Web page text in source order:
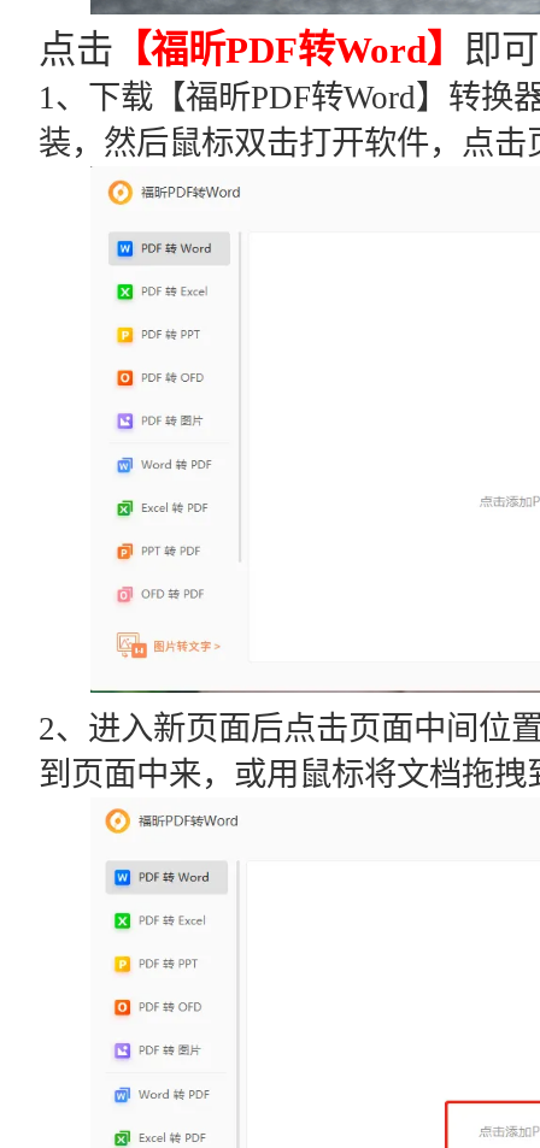
点击 【福昕PDF转Word】 即
1、下载【福昕PDF转Word】转换
装，然后鼠标双击打开软件，点击
2、进入新页面后点击页面中间位
到页面中来，或用鼠标将文档拖拽